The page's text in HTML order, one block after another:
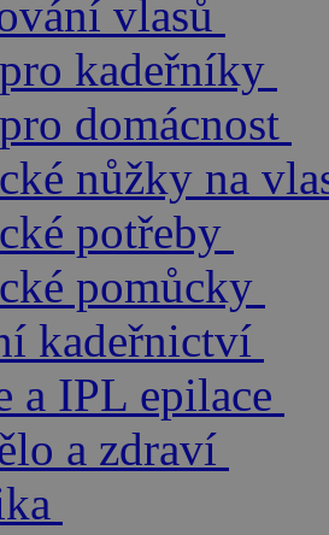
vlasů
kadeřníky
domácnost
nůžky na
potřeby
pomůcky
kadeřnictví
a IPL epilace
a zdraví